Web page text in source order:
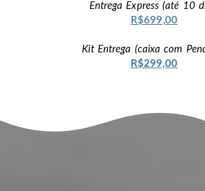
Entrega Express (até 10
R$699,00
Kit Entrega (caixa com
R$299,00